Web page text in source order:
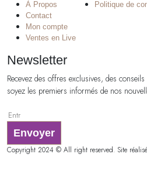
À Propos
Contact
Mon compte
Ventes en Live
Politique de
Newsletter
Recevez des offres exclusives, des
soyez les premiers informés de nos
Envoyer
Copyright 2024 © All right reserved. Site